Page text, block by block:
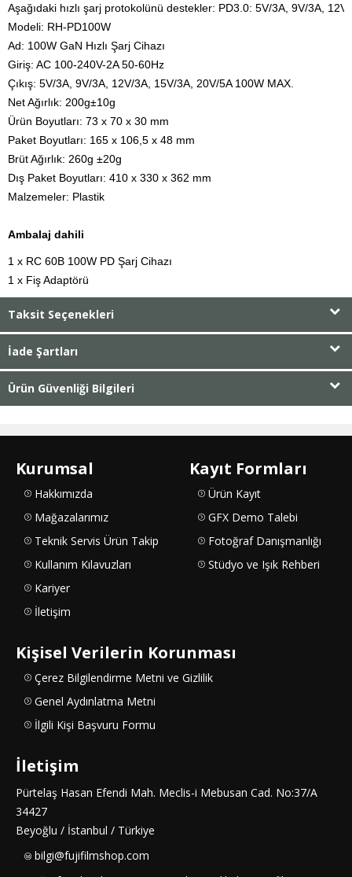
Aşağıdaki hızlı şarj protokolünü destekler: PD3.0: 5V/3A, 9V/3A,
Modeli: RH-PD100W
Ad: 100W GaN Hızlı Şarj Cihazı
Giriş: AC 100-240V-2A 50-60Hz
Çıkış: 5V/3A, 9V/3A, 12V/3A, 15V/3A, 20V/5A 100W MAX.
Net Ağırlık: 200g±10g
Ürün Boyutları: 73 x 70 x 30 mm
Paket Boyutları: 165 x 106,5 x 48 mm
Brüt Ağırlık: 260g ±20g
Dış Paket Boyutları: 410 x 330 x 362 mm
Malzemeler: Plastik
Ambalaj dahili
1 x RC 60B 100W PD Şarj Cihazı
1 x Fiş Adaptörü
Taksit Seçenekleri
İade Şartları
Ürün Güvenliği Bilgileri
Kurumsal
Hakkımızda
Mağazalarımız
Teknik Servis Ürün Takip
Kullanım Kılavuzları
Kariyer
İletişim
Kayıt Formları
Ürün Kayıt
GFX Demo Talebi
Fotoğraf Danışmanlığı
Stüdyo ve Işık Rehberi
Kişisel Verilerin Korunması
Çerez Bilgilendirme Metni ve Gizlilik
Genel Aydınlatma Metni
İlgili Kişi Başvuru Formu
İletişim
Pürtelaş Hasan Efendi Mah. Meclis-i Mebusan Cad. No:37/A
34427
Beyoğlu / İstanbul / Türkiye
bilgi@fujifilmshop.com